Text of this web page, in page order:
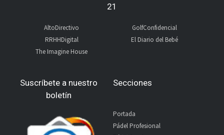
21
AltoDirectivo
RRHHDigital
The Imagine House
GolfConfidencial
El Diario del Bebé
Suscríbete a nuestro
boletín
Secciones
Portada
Pádel Profesional